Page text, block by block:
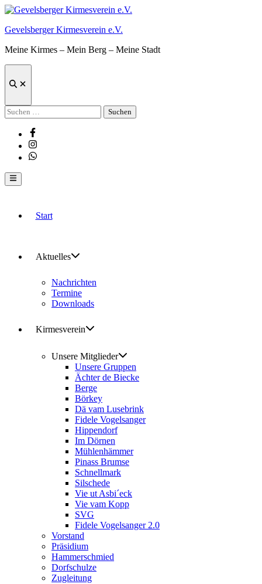
Zum
springen
Gevelsberger Kirmesverein e.V.
Meine Kirmes – Mein Berg – Meine Stadt
Suche
Suchen
nach:
Facebook
Instagram
Whatsapp
Hauptmenü
Start
Aktuelles
Nachrichten
Termine
Downloads
Kirmesverein
Unsere Mitglieder
Unsere Gruppen
Ächter de Biecke
Berge
Börkey
Dä vam Lusebrink
Fidele Vogelsanger
Hippendorf
Im Dörnen
Mühlenhämmer
Pinass Brumse
Schnellmark
Silschede
Vie ut Asbi´eck
Vie vam Kopp
SVG
Fidele Vogelsanger 2.0
Vorstand
Präsidium
Hammerschmied
Dorfschulze
Zugleitung